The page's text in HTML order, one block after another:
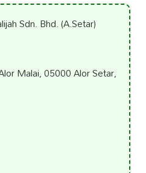
Malai, 05000 Alor Setar,